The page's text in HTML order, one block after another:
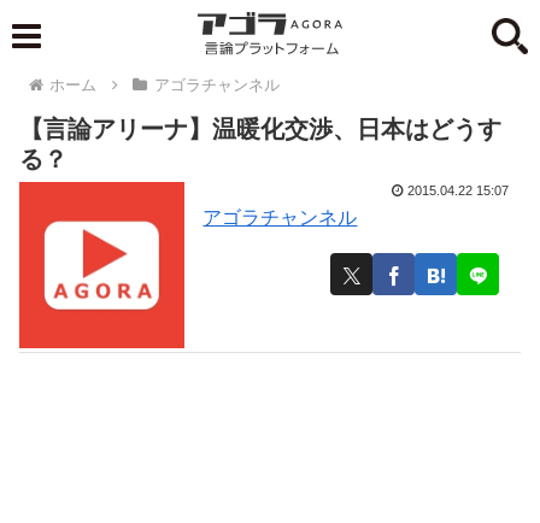
ホーム アゴラチャンネル
【言論アリーナ】温暖化交渉、日本はどうす
る？
アゴラチャンネル
2015.04.22 15:07